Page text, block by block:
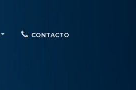
CONTACTO